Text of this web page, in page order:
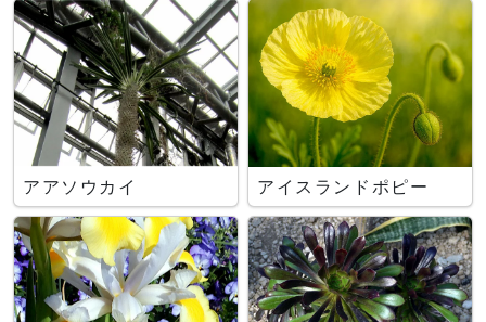
アアソウカイ アイスランドポピー